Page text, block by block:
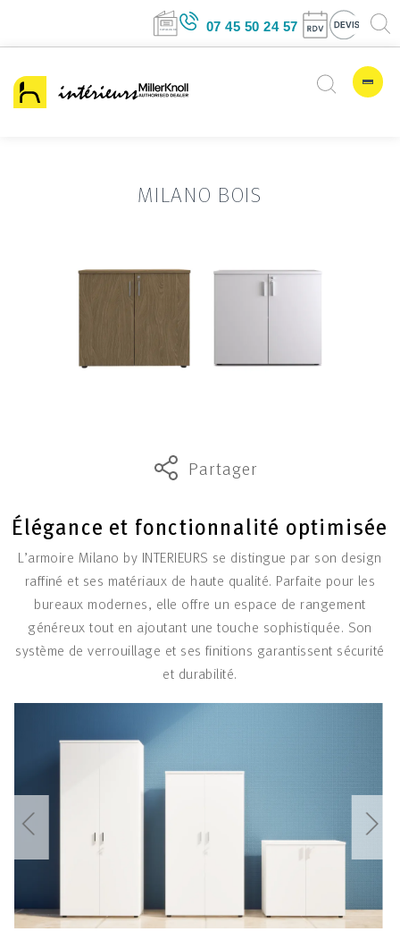
07 45 50 24 57
MILANO BOIS
Partager
Élégance et fonctionnalité optimisée
L’armoire Milano by INTERIEURS se distingue par son design
raffiné et ses matériaux de haute qualité. Parfaite pour les
bureaux modernes, elle offre un espace de rangement
généreux tout en ajoutant une touche sophistiquée. Son
système de verrouillage et ses finitions garantissent sécurité
et durabilité.